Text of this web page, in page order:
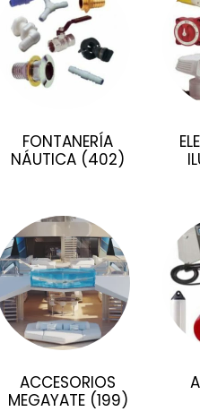
FONTANERÍA
NÁUTICA (402)
ACCESORIOS
MEGAYATE (199)